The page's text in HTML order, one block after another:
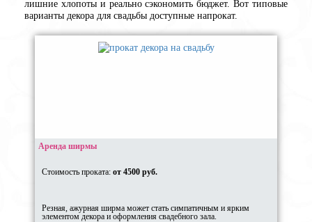
лишние хлопоты и реально сэкономить бюджет. Вот типовые
варианты декора для свадьбы доступные напрокат.
Аренда ширмы
Стоимость проката: от 4500 руб.
Резная, ажурная ширма может стать симпатичным и ярким
элементом декора и оформления свадебного зала.